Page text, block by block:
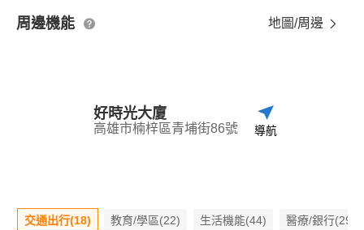
周邊機能 地圖/周邊
好時光大廈
高雄市楠梓區青埔街86號 導航
交通出行(18) 教育/學區(22) 生活機能(44) 醫療/銀行(29)